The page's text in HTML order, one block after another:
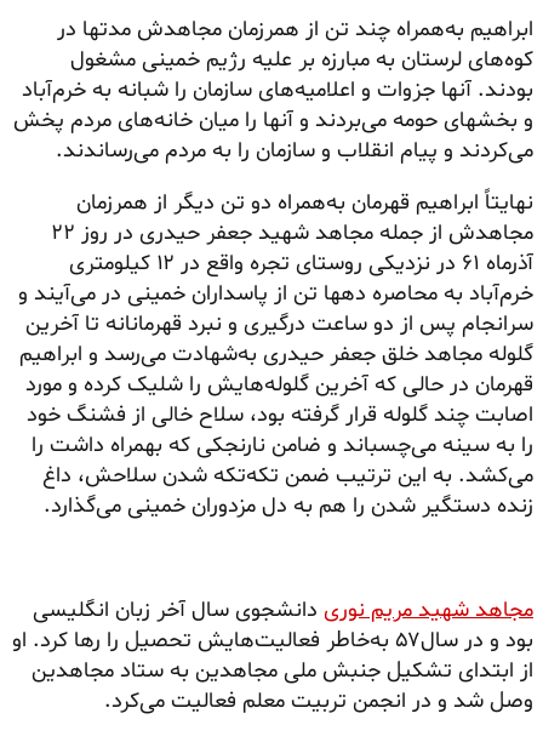
ابراهیم به‌همراه چند تن از همرزمان مجاهدش مدتها در
کوه‌های لرستان به مبارزه بر علیه رژیم خمینی مشغول
بودند. آنها جزوات و اعلامیه‌های سازمان را شبانه به خرم‌آباد
و بخشهای حومه می‌بردند و آنها را میان خانه‌های مردم پخش
می‌کردند و پیام انقلاب و سازمان را به مردم می‌رساندند.
نهایتاً ابراهیم قهرمان به‌همراه دو تن دیگر از همرزمان
مجاهدش از جمله مجاهد شهید جعفر حیدری در روز ۲۲
آذرماه ۶۱ در نزدیکی روستای تجره واقع در ۱۲ کیلومتری
خرم‌آباد به محاصره دهها تن از پاسداران خمینی در می‌آیند و
سرانجام پس از دو ساعت درگیری و نبرد قهرمانانه تا آخرین
گلوله مجاهد خلق جعفر حیدری به‌شهادت می‌رسد و ابراهیم
قهرمان در حالی که آخرین گلوله‌هایش را شلیک کرده و مورد
اصابت چند گلوله قرار گرفته بود، سلاح خالی از فشنگ خود
را به سینه می‌چسباند و ضامن نارنجکی که بهمراه داشت را
می‌کشد. به این ترتیب ضمن تکه‌تکه شدن سلاحش، داغ
زنده دستگیر شدن را هم به دل مزدوران خمینی می‌گذارد.
مجاهد شهید مریم نوری دانشجوی سال آخر زبان انگلیسی
بود و در سال۵۷ به‌خاطر فعالیت‌هایش تحصیل را رها کرد. او
از ابتدای تشکیل جنبش ملی مجاهدین به ستاد مجاهدین
وصل شد و در انجمن تربیت معلم فعالیت می‌کرد.